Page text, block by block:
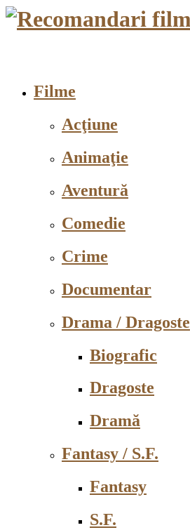
Filme
Acţiune
Animaţie
Aventură
Comedie
Crime
Documentar
Drama / Dragoste
Biografic
Dragoste
Dramă
Fantasy / S.F.
Fantasy
S.F.